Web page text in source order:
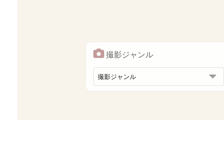
撮影ジャンル